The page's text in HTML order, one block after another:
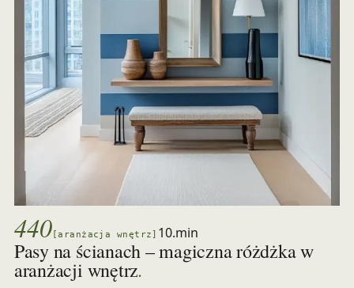
440 [aranżacja wnętrz] 10.min
Pasy na ścianach – magiczna różdżka w
aranżacji wnętrz.